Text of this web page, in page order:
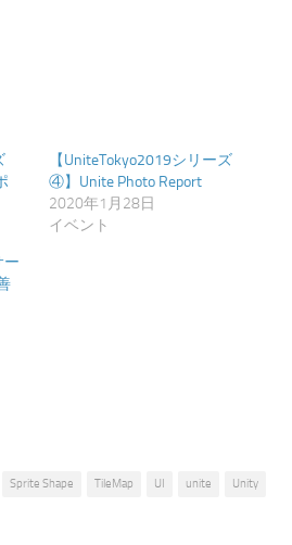
【UniteTokyo2019シリーズ
④】Unite Photo Report
2020年1月28日
イベント
ー
Sprite Shape TileMap UI unite Unity